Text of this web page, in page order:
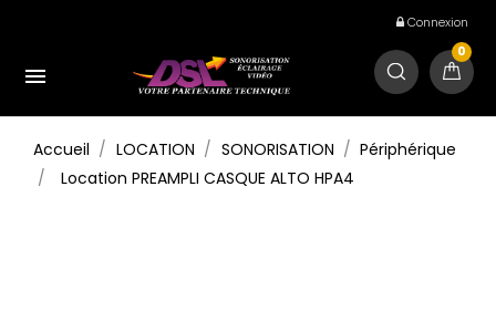
Connexion

0
Accueil LOCATION SONORISATION
Périphérique
Location PREAMPLI CASQUE ALTO HPA4